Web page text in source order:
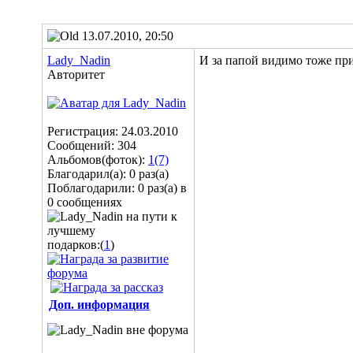
13.07.2010, 20:50
Lady_Nadin
Авторитет
Регистрация: 24.03.2010
Сообщений: 304
Альбомов(фоток): 1(7)
Благодарил(а): 0 раз(а)
Поблагодарили: 0 раз(а) в
0 сообщениях
подарков:(1)
Доп. информация
И за папой видимо тоже